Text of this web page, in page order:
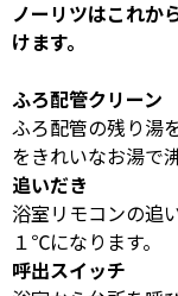
ノーリツはこれか
けます。
ふろ配管クリーン
ふろ配管の残り湯
をきれいなお湯で
追いだき
浴室リモコンの追
１℃になります。
呼出スイッチ